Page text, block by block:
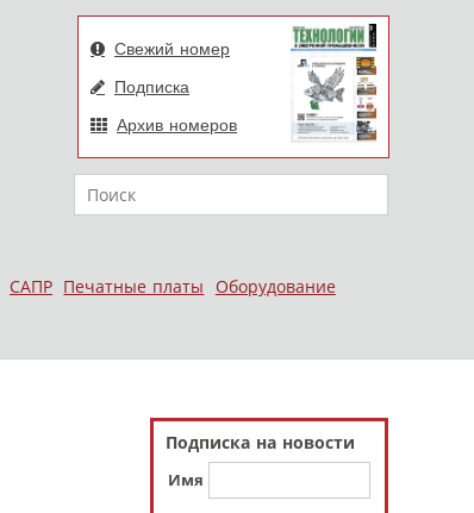
Свежий номер
Подписка
Архив номеров
Поиск
САПР Печатные платы
Оборудование
Подписка на новости
Имя